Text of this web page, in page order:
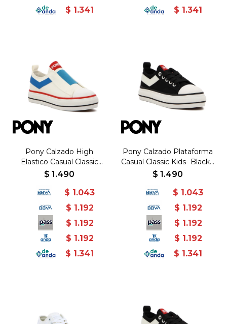
$ 1.341
$ 1.341
Pony Calzado High
Elastico Casual Classic
Kids- Blanco - Blanco
$ 1.490
$ 1.043
$ 1.192
$ 1.192
$ 1.192
$ 1.341
Pony Calzado Plataforma
Casual Classic Kids- Black -
Negro
$ 1.490
$ 1.043
$ 1.192
$ 1.192
$ 1.192
$ 1.341